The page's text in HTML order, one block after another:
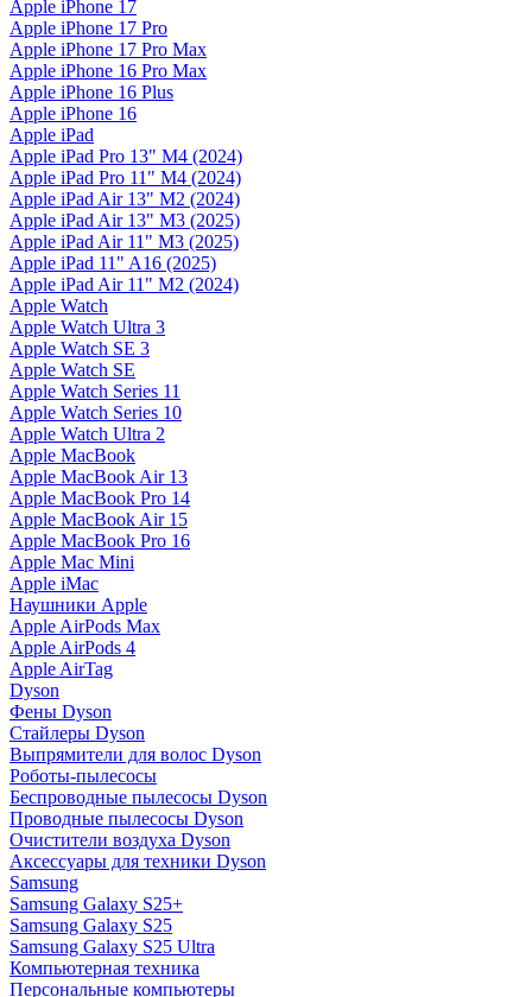
Apple iPhone 17
Apple iPhone 17 Pro
Apple iPhone 17 Pro Max
Apple iPhone 16 Pro Max
Apple iPhone 16 Plus
Apple iPhone 16
Apple iPad
Apple iPad Pro 13" M4 (2024)
Apple iPad Pro 11" M4 (2024)
Apple iPad Air 13" M2 (2024)
Apple iPad Air 13" M3 (2025)
Apple iPad Air 11" M3 (2025)
Apple iPad 11" A16 (2025)
Apple iPad Air 11" M2 (2024)
Apple Watch
Apple Watch Ultra 3
Apple Watch SE 3
Apple Watch SE
Apple Watch Series 11
Apple Watch Series 10
Apple Watch Ultra 2
Apple MacBook
Apple MacBook Air 13
Apple MacBook Pro 14
Apple MacBook Air 15
Apple MacBook Pro 16
Apple Mac Mini
Apple iMac
Наушники Apple
Apple AirPods Max
Apple AirPods 4
Apple AirTag
Dyson
Фены Dyson
Стайлеры Dyson
Выпрямители для волос Dyson
Роботы-пылесосы
Беспроводные пылесосы Dyson
Проводные пылесосы Dyson
Очистители воздуха Dyson
Аксессуары для техники Dyson
Samsung
Samsung Galaxy S25+
Samsung Galaxy S25
Samsung Galaxy S25 Ultra
Компьютерная техника
Персональные компьютеры